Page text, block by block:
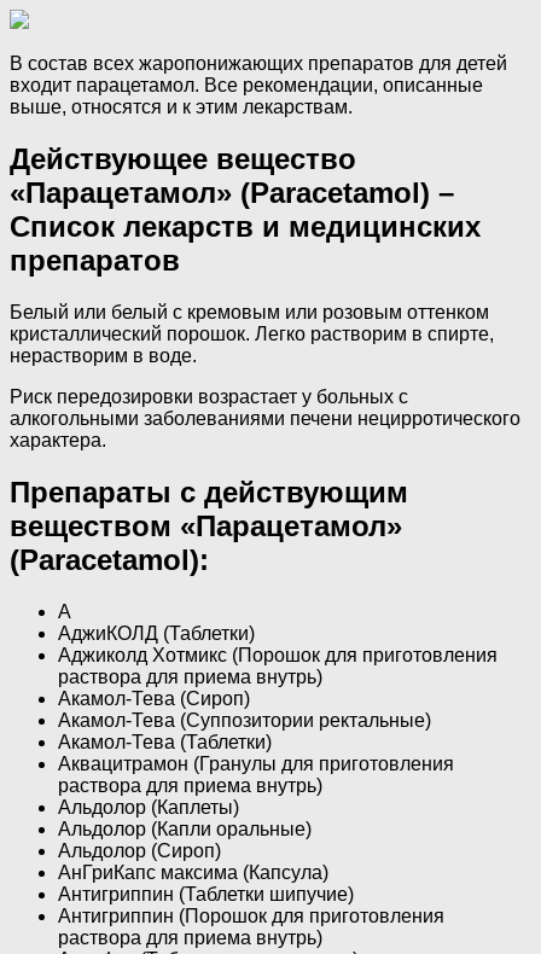
В состав всех жаропонижающих препаратов для детей
входит парацетамол. Все рекомендации, описанные
выше, относятся и к этим лекарствам.
Действующее вещество
«Парацетамол» (Paracetamol) –
Список лекарств и медицинских
препаратов
Белый или белый с кремовым или розовым оттенком
кристаллический порошок. Легко растворим в спирте,
нерастворим в воде.
Риск передозировки возрастает у больных с
алкогольными заболеваниями печени нецирротического
характера.
Препараты с действующим
веществом «Парацетамол»
(Paracetamol):
А
АджиКОЛД (Таблетки)
Аджиколд Хотмикс (Порошок для приготовления
раствора для приема внутрь)
Акамол-Тева (Сироп)
Акамол-Тева (Суппозитории ректальные)
Акамол-Тева (Таблетки)
Аквацитрамон (Гранулы для приготовления
раствора для приема внутрь)
Альдолор (Каплеты)
Альдолор (Капли оральные)
Альдолор (Сироп)
АнГриКапс максима (Капсула)
Антигриппин (Таблетки шипучие)
Антигриппин (Порошок для приготовления
раствора для приема внутрь)